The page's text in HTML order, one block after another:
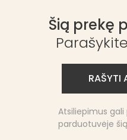
Roberta S
Sis kremas yra stebuklas.
padejo randu mazinime,
Šią prekę
RAŠYTI
Atsiliepimus gali
parduotuvėje